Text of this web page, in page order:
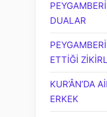
DUALAR
ETTİĞİ
KUR’ÂN’DA
ERKEK